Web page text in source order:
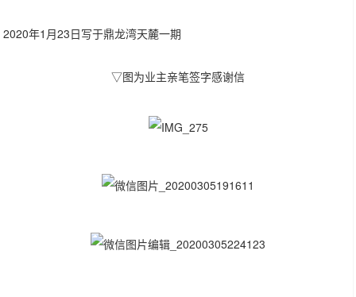
2020年1月23日写于鼎龙湾天麓一期
▽图为业主亲笔签字感谢信